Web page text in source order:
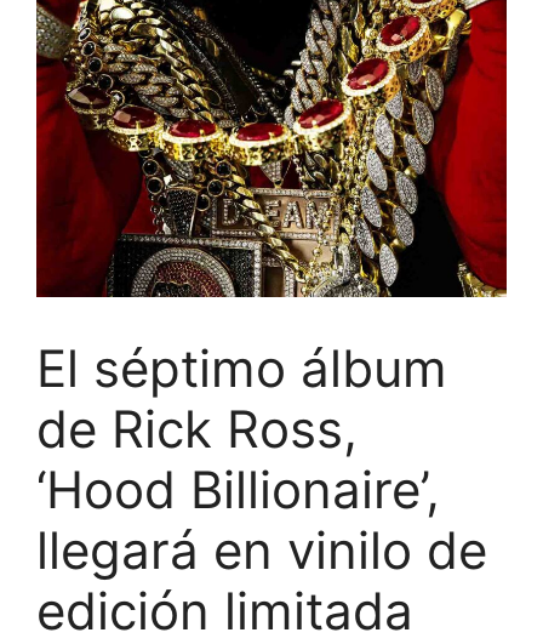
El séptimo álbum
de Rick Ross,
‘Hood Billionaire’,
llegará en vinilo de
edición limitada